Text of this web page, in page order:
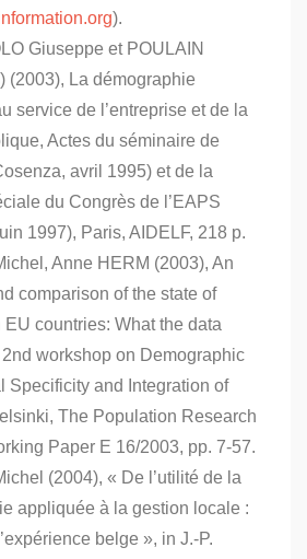
).
Giuseppe et POULAIN
(2003), La démographie
service de l’entreprise et de la
Actes du séminaire de
avril 1995) et de la
du Congrès de l’EAPS
1997), Paris, AIDELF, 218 p.
Anne HERM (2003), An
comparison of the state of
EU countries: What the data
workshop on Demographic
Specificity and Integration of
The Population Research
Paper E 16/2003, pp. 7-57.
(2004), « De l’utilité de la
appliquée à la gestion locale :
belge », in J.-P.